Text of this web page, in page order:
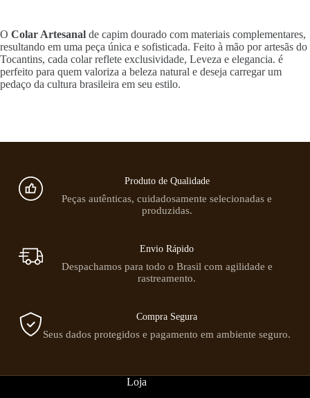
O Colar Artesanal de capim dourado com materiais complementares,
resultando em uma peça única e sofisticada. Feito à mão por artesãs do
Tocantins, cada colar reflete exclusividade, Leveza e elegancia. é
perfeito para quem valoriza a beleza natural e deseja carregar um
pedaço da cultura brasileira em seu estilo.
Produto de Qualidade
Peças autênticas, cuidadosamente selecionadas e
produzidas.
Envio Rápido
Despachamos para todo o Brasil com agilidade e
rastreamento.
Compra Segura
Seus dados protegidos e pagamento em ambiente seguro.
Loja